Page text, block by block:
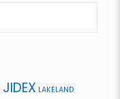
JIDEX LAKELAND